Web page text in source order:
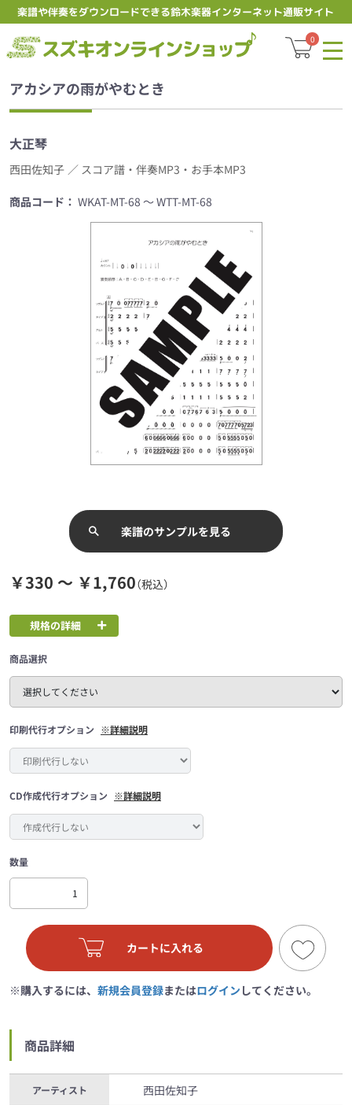
楽譜や伴奏をダウンロードできる鈴木楽器インターネット通販サイト
スズキ
0
アカシアの雨がやむとき
大正琴
西田佐知子 ／ スコア譜・伴奏MP3・お手本MP3
商品コード： WKAT-MT-68 ～ WTT-MT-68
楽譜のサンプルを見る
￥330 ～ ￥1,760（税込）
規格の詳細
商品選択
印刷代行オプション ※詳細説明
CD作成代行オプション ※詳細説明
数量
カートに入れる
※購入するには、 新規会員登録またはログイン してください。
商品詳細
アーティスト 西田佐知子